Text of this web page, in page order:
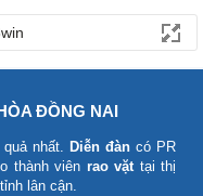
ĐỒNG NAI
quả nhất. Diễn đàn có PR
thành viên rao vặttại thị
lân cận.